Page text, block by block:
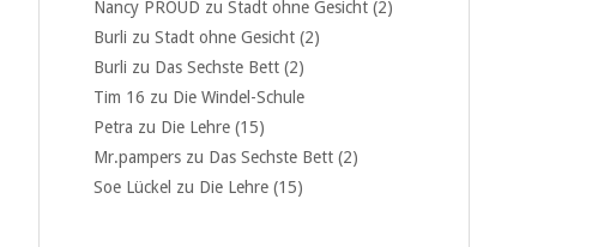
Nancy PROUD zu Stadt ohne Gesicht (2)
Burli zu Stadt ohne Gesicht (2)
Burli zu Das Sechste Bett (2)
Tim 16 zu Die Windel-Schule
Petra zu Die Lehre (15)
Mr.pampers zu Das Sechste Bett (2)
Soe Lückel zu Die Lehre (15)